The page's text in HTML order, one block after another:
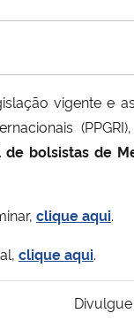
vigente e
bolsistas de
clique aqui.
clique aqui.